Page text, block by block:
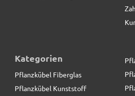
schreibt
mehr sichtbar.<br>Nur beim
spüren.
Kategorien
Pflanzkübel Fiberglas
Pflanzkübel Kunststoff